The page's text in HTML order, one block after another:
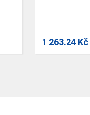
1 263.24 Kč